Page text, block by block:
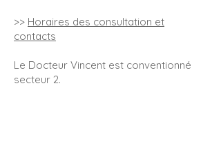
>> Horaires des consultation et
contacts
Le Docteur Vincent est conventionné
secteur 2.